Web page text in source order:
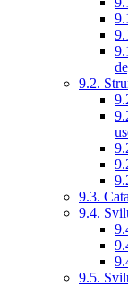
9.2.
9.3.
9.4.
9.5.